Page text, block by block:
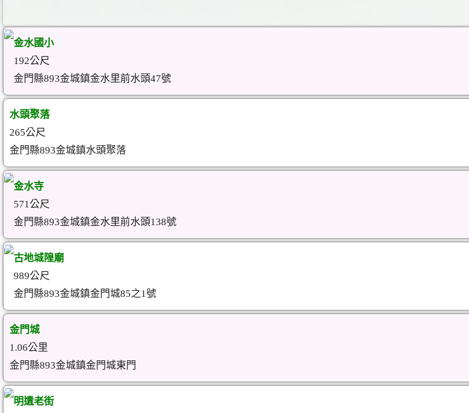
金水國小
192公尺
金門縣893金城鎮金水里前水頭47號
水頭聚落
265公尺
金門縣893金城鎮水頭聚落
金水寺
571公尺
金門縣893金城鎮金水里前水頭138號
古地城隍廟
989公尺
金門縣893金城鎮金門城85之1號
金門城
1.06公里
金門縣893金城鎮金門城東門
明遺老街